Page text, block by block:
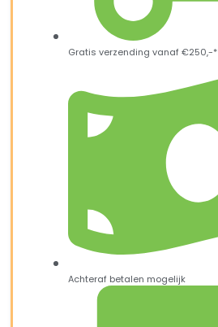
Gratis verzending vanaf €250,-*
Achteraf betalen mogelijk